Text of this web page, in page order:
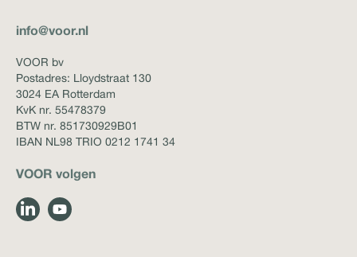
info@voor.nl
VOOR bv
Postadres: Lloydstraat 130
3024 EA Rotterdam
KvK nr. 55478379
BTW nr. 851730929B01
IBAN NL98 TRIO 0212 1741 34
VOOR volgen